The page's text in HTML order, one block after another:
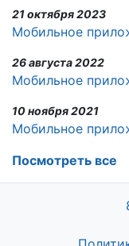
21 октября 2023
Мобильное
26 августа 2022
Мобильное
10 ноября 2021
Мобильное
Посмотреть все